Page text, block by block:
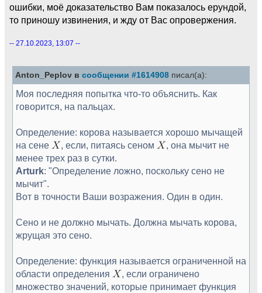
ошибки, моё доказательство Вам показалось ерундой,
то приношу извинения, и жду от Вас опровержения.
-- 27.10.2023, 13:07 --
Anton_Peplov в сообщении #1614908 писал(а):
Моя последняя попытка что-то объяснить. Как
говорится, на пальцах.
Определение: корова называется хорошо мычащей
на сене
, если, питаясь сеном
, она мычит не
менее трех раз в сутки.
Arturk: "Определение ложно, поскольку сено не
мычит".
Вот в точности Ваши возражения. Один в один.
Сено и не должно мычать. Должна мычать корова,
жрущая это сено.
Определение: функция называется ограниченной на
области определения
, если ограничено
множество значений, которые принимает функция